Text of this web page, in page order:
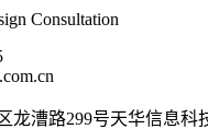
Consultation
龙漕路299号天华信息科